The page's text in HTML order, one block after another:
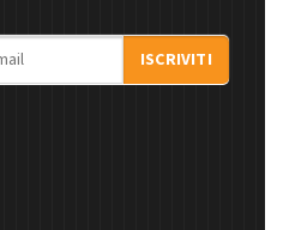
ISCRIVITI